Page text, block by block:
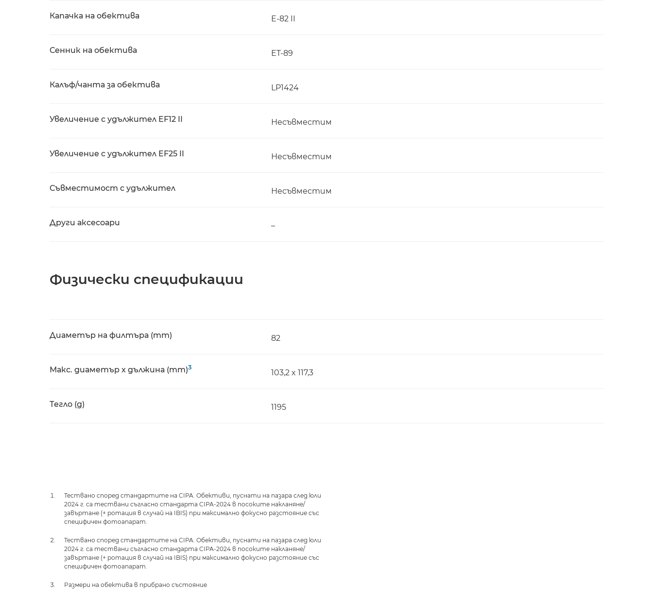
Капачка на обектива E-82 II
Сенник на обектива ET-89
Калъф/чанта за обектива LP1424
Увеличение с удължител EF12 II Несъвместим
Увеличение с удължител EF25 II Несъвместим
Съвместимост с удължител Несъвместим
Други аксесоари –
Физически спецификации
Диаметър на филтъра (mm) 82
Макс. диаметър x дължина (mm)3
103,2 x 117,3
Тегло (g) 1195
Тествано според стандартите на CIPA. Обективи, пуснати на пазара след юли
2024 г. са тествани съгласно стандарта CIPA-2024 в посоките накланяне/
завъртане (+ ротация в случай на IBIS) при максимално фокусно разстояние със
специфичен фотоапарат.
Тествано според стандартите на CIPA. Обективи, пуснати на пазара след юли
2024 г. са тествани съгласно стандарта CIPA-2024 в посоките накланяне/
завъртане (+ ротация в случай на IBIS) при максимално фокусно разстояние със
специфичен фотоапарат.
Размери на обектива в прибрано състояние